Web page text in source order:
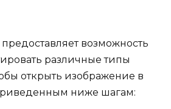
возможность
различные типы
открыть изображение в
ниже шагам: